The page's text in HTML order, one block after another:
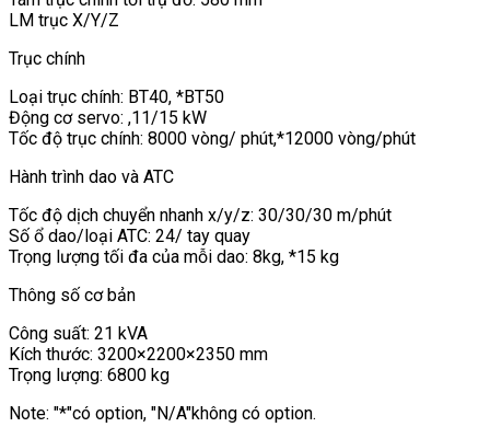
LM trục X/Y/Z
Trục chính
Loại trục chính: BT40, *BT50
Động cơ servo: ,11/15 kW
Tốc độ trục chính: 8000 vòng/ phút,*12000 vòng/phút
Hành trình dao và ATC
Tốc độ dịch chuyển nhanh x/y/z: 30/30/30 m/phút
Số ổ dao/loại ATC: 24/ tay quay
Trọng lượng tối đa của mỗi dao: 8kg, *15 kg
Thông số cơ bản
Công suất: 21 kVA
Kích thước: 3200×2200×2350 mm
Trọng lượng: 6800 kg
Note: "*"có option, "N/A"không có option.